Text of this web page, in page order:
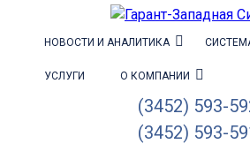
НОВОСТИ И АНАЛИТИКА
УСЛУГИ О КОМПАНИИ
(3452) 593-
(3452) 593-